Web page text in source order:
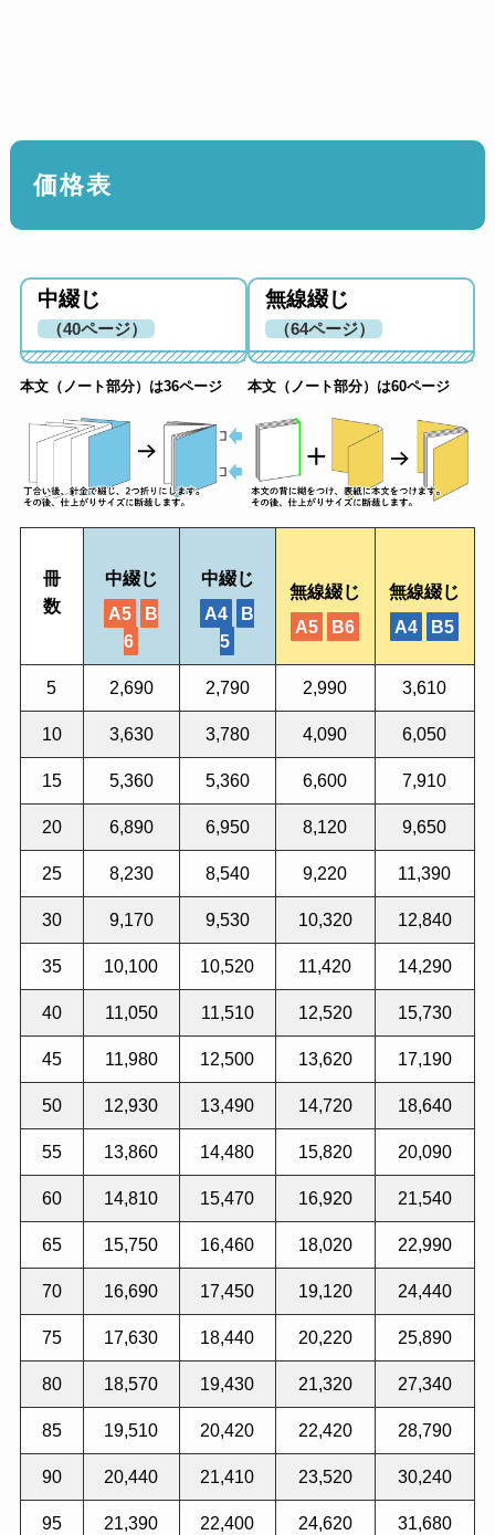
価格表
中綴じ
（40ページ）
本文（ノート部分）は36ページ
無線綴じ
（64ページ）
本文（ノート部分）は60ページ
冊
数
中綴じ
A5
B
6
中綴じ
A4
B
5
無線綴じ
A5
B6
無線綴じ
A4
B5
5 2,690 2,790 2,990 3,610
10 3,630 3,780 4,090 6,050
15 5,360 5,360 6,600 7,910
20 6,890 6,950 8,120 9,650
25 8,230 8,540 9,220 11,390
30 9,170 9,530 10,320 12,840
35 10,100 10,520 11,420 14,290
40 11,050 11,510 12,520 15,730
45 11,980 12,500 13,620 17,190
50 12,930 13,490 14,720 18,640
55 13,860 14,480 15,820 20,090
60 14,810 15,470 16,920 21,540
65 15,750 16,460 18,020 22,990
70 16,690 17,450 19,120 24,440
75 17,630 18,440 20,220 25,890
80 18,570 19,430 21,320 27,340
85 19,510 20,420 22,420 28,790
90 20,440 21,410 23,520 30,240
95 21,390 22,400 24,620 31,680